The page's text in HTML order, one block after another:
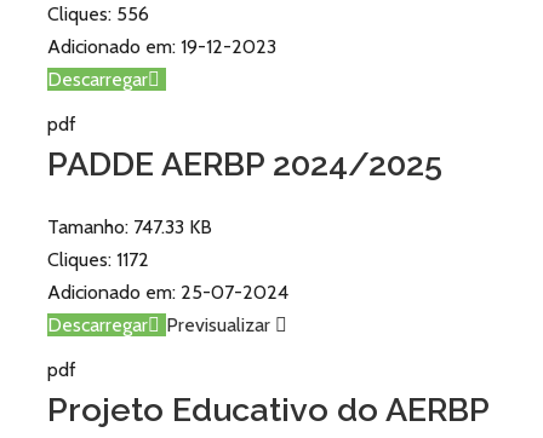
Cliques: 556
Adicionado em: 19-12-2023
Descarregar
pdf
PADDE AERBP 2024/2025
Tamanho: 747.33 KB
Cliques: 1172
Adicionado em: 25-07-2024
Descarregar
Previsualizar
pdf
Projeto Educativo do AERBP